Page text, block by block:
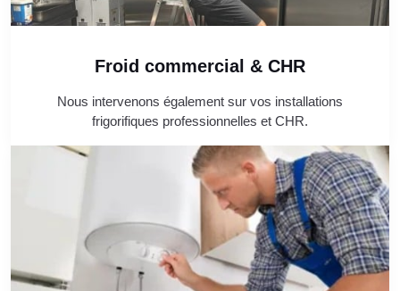
Froid commercial & CHR
Nous intervenons également sur vos installations
frigorifiques professionnelles et CHR.